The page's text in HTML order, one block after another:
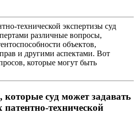
технической экспертизы суд
различные вопросы,
объектов,
и другими аспектами. Вот
которые могут быть
суд может задавать
технической